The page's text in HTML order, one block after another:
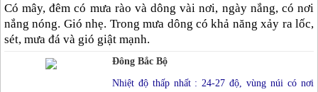
Có mây, đêm có mưa rào và dông vài nơi, ngày nắng, có nơi
nắng nóng. Gió nhẹ. Trong mưa dông có khả năng xảy ra lốc,
sét, mưa đá và gió giật mạnh.
Đông Bắc Bộ
Nhiệt độ thấp nhất : 24-27 độ, vùng núi có nơi